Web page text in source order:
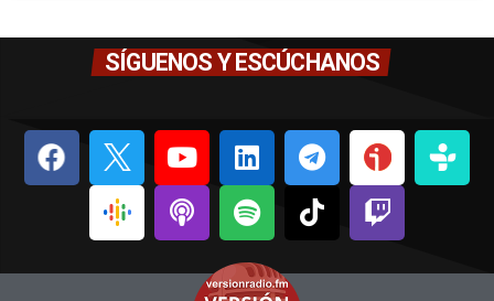
SÍGUENOS Y ESCÚCHANOS